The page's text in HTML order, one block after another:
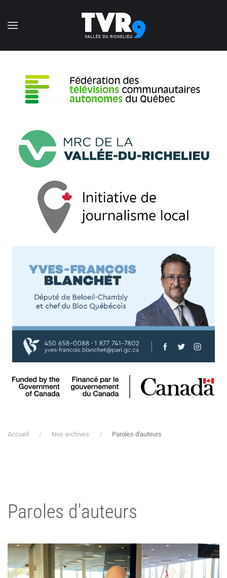
Accéder au contenu principal
Accueil Nos archives Paroles d'auteurs
Paroles d'auteurs